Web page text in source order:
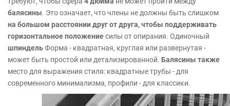
балясины. Это означает, что члены не должны быть слишком
на большом расстоянии друг от друга, чтобы поддерживать
горизонтальное положениесилы от опирания. Одиночный
шпиндельФорма - квадратная, круглая или развернутая -
может быть простой или детализированной. Балясины также
место для выражения стиля: квадратные трубы - для
современного минимализма, профили - для классики.